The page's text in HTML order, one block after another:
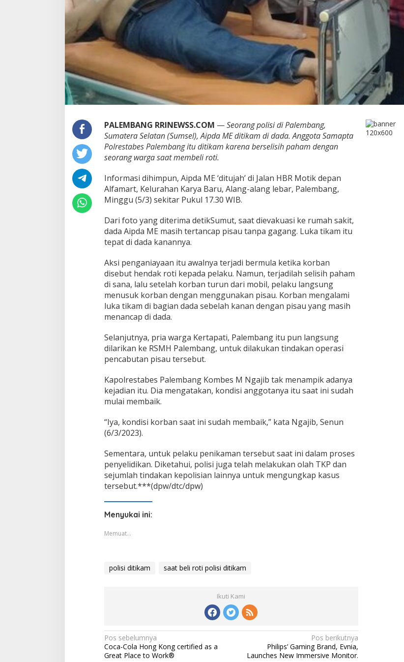
PALEMBANG RRINEWSS.COM —Seorang polisi di Palembang,
Sumatera Selatan (Sumsel), Aipda ME ditikam di dada. Anggota Samapta
Polrestabes Palembang itu ditikam karena berselisih paham dengan
seorang warga saat membeli roti.
Informasi dihimpun, Aipda ME ‘ditujah’ di Jalan HBR Motik depan
Alfamart, Kelurahan Karya Baru, Alang-alang lebar, Palembang,
Minggu (5/3) sekitar Pukul 17.30 WIB.
Dari foto yang diterima detikSumut, saat dievakuasi ke rumah sakit,
dada Aipda ME masih tertancap pisau tanpa gagang. Luka tikam itu
tepat di dada kanannya.
Aksi penganiayaan itu awalnya terjadi bermula ketika korban
disebut hendak roti kepada pelaku. Namun, terjadilah selisih paham
di sana, lalu setelah korban turun dari mobil, pelaku langsung
menusuk korban dengan menggunakan pisau. Korban mengalami
luka tikam di bagian dada sebelah kanan dengan pisau yang masih
menancap di dada.
Selanjutnya, pria warga Kertapati, Palembang itu pun langsung
dilarikan ke RSMH Palembang, untuk dilakukan tindakan operasi
pencabutan pisau tersebut.
Kapolrestabes Palembang Kombes M Ngajib tak menampik adanya
kejadian itu. Dia mengatakan, kondisi anggotanya itu saat ini sudah
mulai membaik.
“Iya, kondisi korban saat ini sudah membaik,” kata Ngajib, Senun
(6/3/2023).
Sementara, untuk pelaku penikaman tersebut saat ini dalam proses
penyelidikan. Diketahui, polisi juga telah melakukan olah TKP dan
sejumlah tindakan kepolisian lainnya untuk mengungkap kasus
tersebut.***(dpw/dtc/dpw)
Menyukai ini:
Memuat...
polisi ditikam saat beli roti polisi ditikam
Ikuti Kami
Navigasi
pos
Pos sebelumnya
Coca-Cola Hong Kong certified as a
Great Place to Work®
Pos berikutnya
Philips’ Gaming Brand, Evnia,
Launches New Immersive Monitor.
Empat Kepala Daerah Temui
Kemendikdasmen
Di Dumai